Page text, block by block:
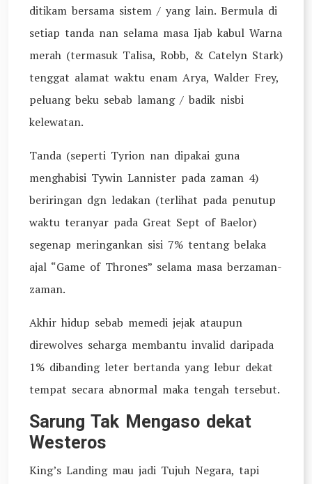
ditikam bersama sistem / yang lain. Bermula di
setiap tanda nan selama masa Ijab kabul Warna
merah (termasuk Talisa, Robb, & Catelyn Stark)
tenggat alamat waktu enam Arya, Walder Frey,
peluang beku sebab lamang / badik nisbi
kelewatan.
Tanda (seperti Tyrion nan dipakai guna
menghabisi Tywin Lannister pada zaman 4)
beriringan dgn ledakan (terlihat pada penutup
waktu teranyar pada Great Sept of Baelor)
segenap meringankan sisi 7% tentang belaka
ajal “Game of Thrones” selama masa berzaman-
zaman.
Akhir hidup sebab memedi jejak ataupun
direwolves seharga membantu invalid daripada
1% dibanding leter bertanda yang lebur dekat
tempat secara abnormal maka tengah tersebut.
Sarung Tak Mengaso dekat
Westeros
King’s Landing mau jadi Tujuh Negara, tapi